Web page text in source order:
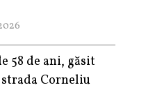
58 de ani, găsit
Corneliu